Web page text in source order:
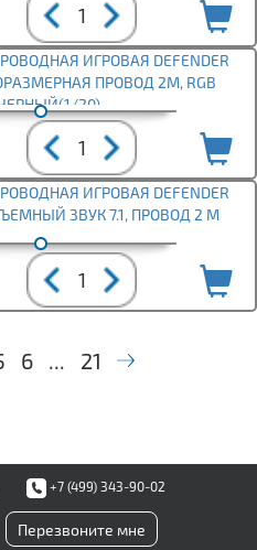
ИГРОВАЯ DEFENDER
ПРОВОД 2М, RGB
20)
ИГРОВАЯ DEFENDER
ЗВУК 7.1, ПРОВОД 2 М
6 ... 21
+7 (499) 343-90-02
Перезвоните мне